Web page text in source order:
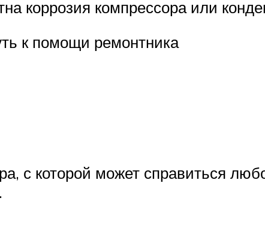
коррозия компрессора или
к помощи ремонтника
с которой может справиться